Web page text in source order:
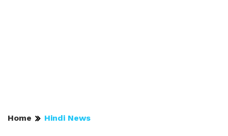
Home Hindi News